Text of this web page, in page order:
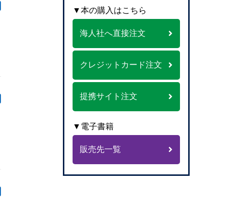
▼本の購入はこちら
海人社へ直接注文
クレジットカード注文
提携サイト注文
▼電子書籍
販売先一覧